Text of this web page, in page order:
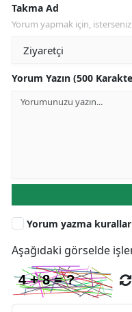
Takma Ad
Yorum yapmak için, isterseniz
Yorum Yazın (500
Yorum yazma
Aşağıdaki görselde